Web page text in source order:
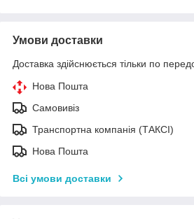
Умови доставки
Доставка здійснюється тільки по
Нова Пошта
Самовивіз
Транспортна компанія (ТАКСІ)
Нова Пошта
Всі умови доставки